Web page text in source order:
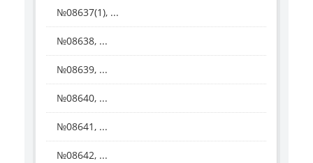
№08637(1), ...
№08638, ...
№08639, ...
№08640, ...
№08641, ...
№08642, ...